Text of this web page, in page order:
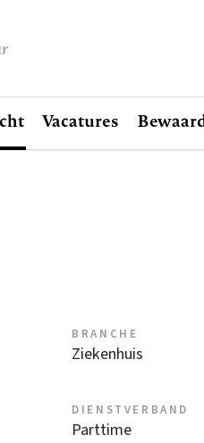
Vacatures
BRANCHE
Ziekenhuis
DIENSTVERBAND
Parttime